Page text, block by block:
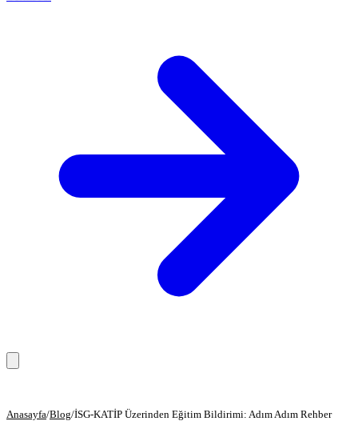
Anasayfa/Blog/İSG-KATİP Üzerinden Eğitim Bildirimi: Adım Adım Rehber